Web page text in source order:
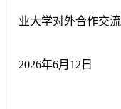
业大学对外合作交
2026年6月 12 日